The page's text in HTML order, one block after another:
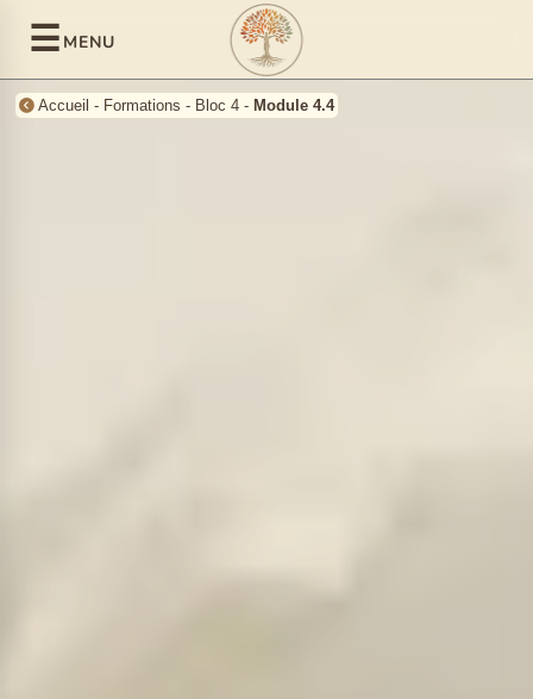
☰ MENU
Accueil - Formations - Bloc 4- Module 4.4